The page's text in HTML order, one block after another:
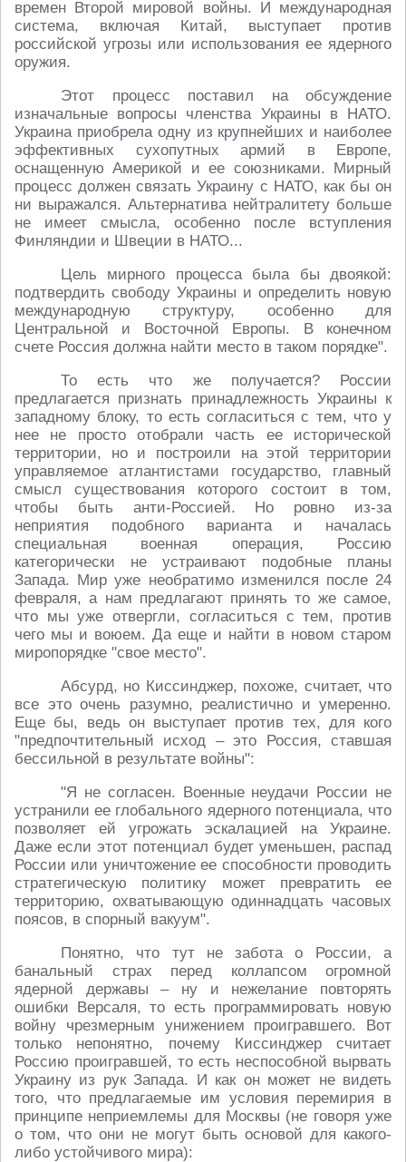
времен Второй мировой войны. И международная
система, включая Китай, выступает против
российской угрозы или использования ее ядерного
оружия.
Этот процесс поставил на обсуждение
изначальные вопросы членства Украины в НАТО.
Украина приобрела одну из крупнейших и наиболее
эффективных сухопутных армий в Европе,
оснащенную Америкой и ее союзниками. Мирный
процесс должен связать Украину с НАТО, как бы он
ни выражался. Альтернатива нейтралитету больше
не имеет смысла, особенно после вступления
Финляндии и Швеции в НАТО...
Цель мирного процесса была бы двоякой:
подтвердить свободу Украины и определить новую
международную структуру, особенно для
Центральной и Восточной Европы. В конечном
счете Россия должна найти место в таком порядке".
То есть что же получается? России
предлагается признать принадлежность Украины к
западному блоку, то есть согласиться с тем, что у
нее не просто отобрали часть ее исторической
территории, но и построили на этой территории
управляемое атлантистами государство, главный
смысл существования которого состоит в том,
чтобы быть анти-Россией. Но ровно из-за
неприятия подобного варианта и началась
специальная военная операция, Россию
категорически не устраивают подобные планы
Запада. Мир уже необратимо изменился после 24
февраля, а нам предлагают принять то же самое,
что мы уже отвергли, согласиться с тем, против
чего мы и воюем. Да еще и найти в новом старом
миропорядке "свое место".
Абсурд, но Киссинджер, похоже, считает, что
все это очень разумно, реалистично и умеренно.
Еще бы, ведь он выступает против тех, для кого
"предпочтительный исход – это Россия, ставшая
бессильной в результате войны":
"Я не согласен. Военные неудачи России не
устранили ее глобального ядерного потенциала, что
позволяет ей угрожать эскалацией на Украине.
Даже если этот потенциал будет уменьшен, распад
России или уничтожение ее способности проводить
стратегическую политику может превратить ее
территорию, охватывающую одиннадцать часовых
поясов, в спорный вакуум".
Понятно, что тут не забота о России, а
банальный страх перед коллапсом огромной
ядерной державы – ну и нежелание повторять
ошибки Версаля, то есть программировать новую
войну чрезмерным унижением проигравшего. Вот
только непонятно, почему Киссинджер считает
Россию проигравшей, то есть неспособной вырвать
Украину из рук Запада. И как он может не видеть
того, что предлагаемые им условия перемирия в
принципе неприемлемы для Москвы (не говоря уже
о том, что они не могут быть основой для какого-
либо устойчивого мира):